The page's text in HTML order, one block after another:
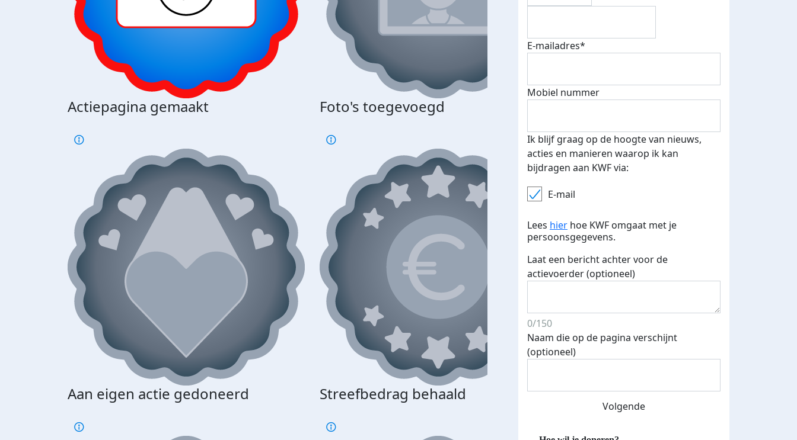
Actiepagina gemaakt Foto's toegevoegd E-mails verstuurd
Aan eigen actie gedoneerd Streefbedrag behaald Streefbedrag verhoogd
€500 euro opgehaald: t-shirt
E-mailadres*
Mobiel nummer
Ik blijf graag op de hoogte van nieuws,
acties en manieren waarop ik kan
bijdragen aan KWF via:
E-mail
Lees hier hoe KWF omgaat met je
persoonsgegevens.
Laat een bericht achter voor de
actievoerder (optioneel)
0/150
Naam die op de pagina verschijnt
(optioneel)
Volgende